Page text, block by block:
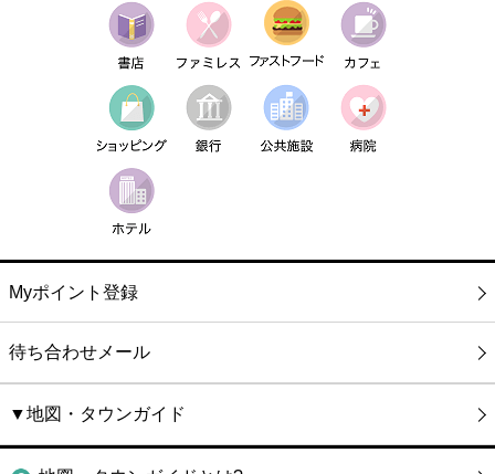
Myポイント登録
待ち合わせメール
▼地図・タウンガイド